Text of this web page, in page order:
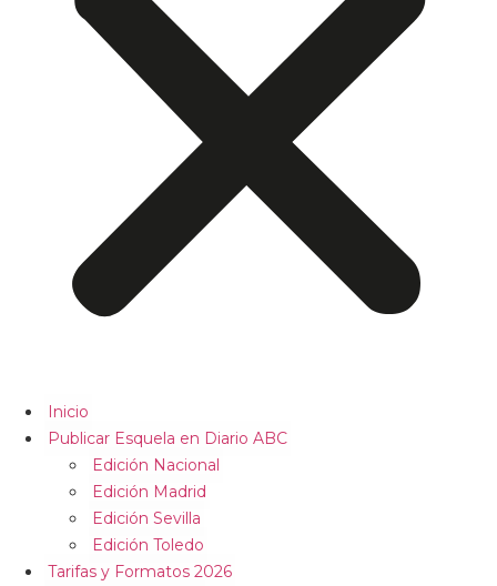
Inicio
Publicar Esquela en Diario ABC
Edición Nacional
Edición Madrid
Edición Sevilla
Edición Toledo
Tarifas y Formatos 2026